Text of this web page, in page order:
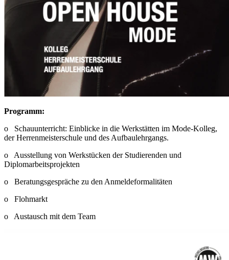
Programm:
o Schauunterricht: Einblicke in die Werkstätten im Mode-Kolleg,
der Herrenmeisterschule und des Aufbaulehrgangs.
o Ausstellung von Werkstücken der Studierenden und
Diplomarbeitsprojekten
o Beratungsgespräche zu den Anmeldeformalitäten
o Flohmarkt
o Austausch mit dem Team